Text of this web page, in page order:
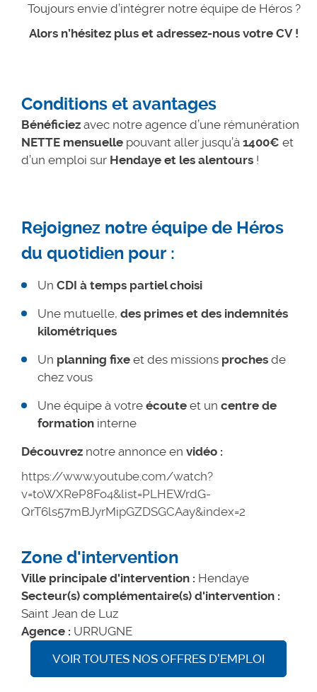
Toujours envie d’intégrer notre équipe de Héros ?
Alors n’hésitez plus et adressez-nous votre CV !
Conditions et avantages
Bénéficiez avec notre agence d’une rémunération
NETTE mensuelle pouvant aller jusqu’à 1400€ et
d’un emploi sur Hendaye et les alentours !
Rejoignez notre équipe de Héros
du quotidien pour :
Un CDI à temps partiel choisi
Une mutuelle, des primes et des indemnités
kilométriques
Un planning fixe et des missions proches de
chez vous
Une équipe à votre écoute et un centre de
formation interne
Découvrez notre annonce en vidéo :
https://www.youtube.com/watch?
v=toWXReP8Fo4&list=PLHEWrdG-
QrT6ls57mBJyrMipGZDSGCAay&index=2
Zone d'intervention
Ville principale d'intervention : Hendaye
Secteur(s) complémentaire(s) d'intervention :
Saint Jean de Luz
Agence : URRUGNE
VOIR TOUTES NOS OFFRES D'EMPLOI